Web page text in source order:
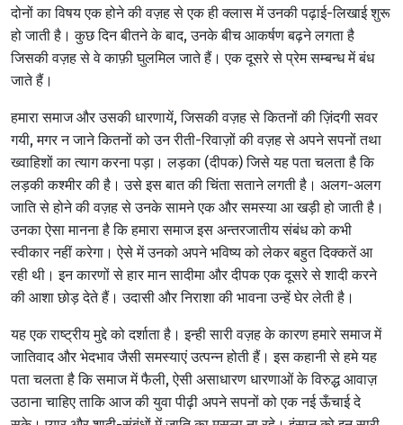
दोनों का विषय एक होने की वज़ह से एक ही क्लास में उनकी पढ़ाई-लिखाई शुरू
हो जाती है। कुछ दिन बीतने के बाद, उनके बीच आकर्षण बढ़ने लगता है
जिसकी वज़ह से वे काफ़ी घुलमिल जाते हैं। एक दूसरे से प्रेम सम्बन्ध में बंध
जाते हैं।
हमारा समाज और उसकी धारणायें, जिसकी वज़ह से कितनों की ज़िंदगी सवर
गयी, मगर न जाने कितनों को उन रीती-रिवाज़ों की वज़ह से अपने सपनों तथा
ख्वाहिशों का त्याग करना पड़ा। लड़का (दीपक) जिसे यह पता चलता है कि
लड़की कश्मीर की है। उसे इस बात की चिंता सताने लगती है। अलग-अलग
जाति से होने की वज़ह से उनके सामने एक और समस्या आ खड़ी हो जाती है।
उनका ऐसा मानना है कि हमारा समाज इस अन्तरजातीय संबंध को कभी
स्वीकार नहीं करेगा। ऐसे में उनको अपने भविष्य को लेकर बहुत दिक्कतें आ
रही थी। इन कारणों से हार मान सादीमा और दीपक एक दूसरे से शादी करने
की आशा छोड़ देते हैं।उदासी और निराशा की भावना उन्हें घेर लेती है ।
यह एक राष्ट्रीय मुद्दे को दर्शाता है। इन्ही सारी वज़ह के कारण हमारे समाज में
जातिवाद और भेदभाव जैसी समस्याएं उत्पन्न होती हैं।इस कहानी से हमे यह
पता चलता है कि समाज में फैली, ऐसी असाधारण धारणाओं के विरुद्ध आवाज़
उठाना चाहिए ताकि आज की युवा पीढ़ी अपने सपनों को एक नई ऊँचाई दे